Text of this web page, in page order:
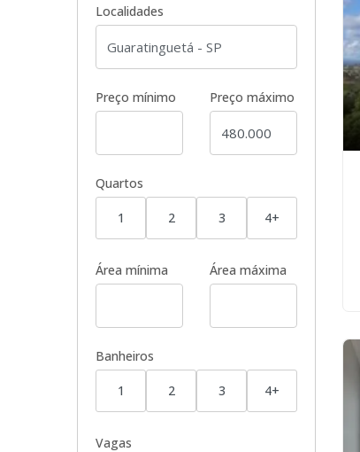
Localidades
Preço mínimo Preço máximo
Quartos
1 2 3 4+
Área mínima Área máxima
Banheiros
1 2 3 4+
Vagas